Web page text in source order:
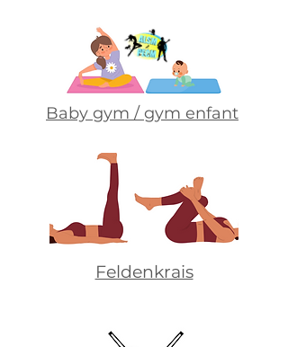
Baby gym / gym enfant
Feldenkrais